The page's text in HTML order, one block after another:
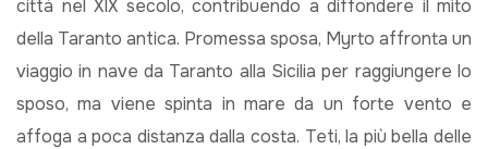
città nel XIX secolo, contribuendo a diffondere il mito
della Taranto antica. Promessa sposa, Myrto affronta un
viaggio in nave da Taranto alla Sicilia per raggiungere lo
sposo, ma viene spinta in mare da un forte vento e
affoga a poca distanza dalla costa. Teti, la più bella delle